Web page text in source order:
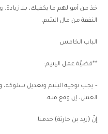
خذ من أموالهم ما يكفيك، بلا
النفقة من مال اليتيم.
الباب الخامس
**قضيّة عمل اليتيم:
– يجب توجيه اليتيم وتعديل سلوكه،
العمل، إن وقع منه.
إنّ (زيد بن حارثة) خدمنا.